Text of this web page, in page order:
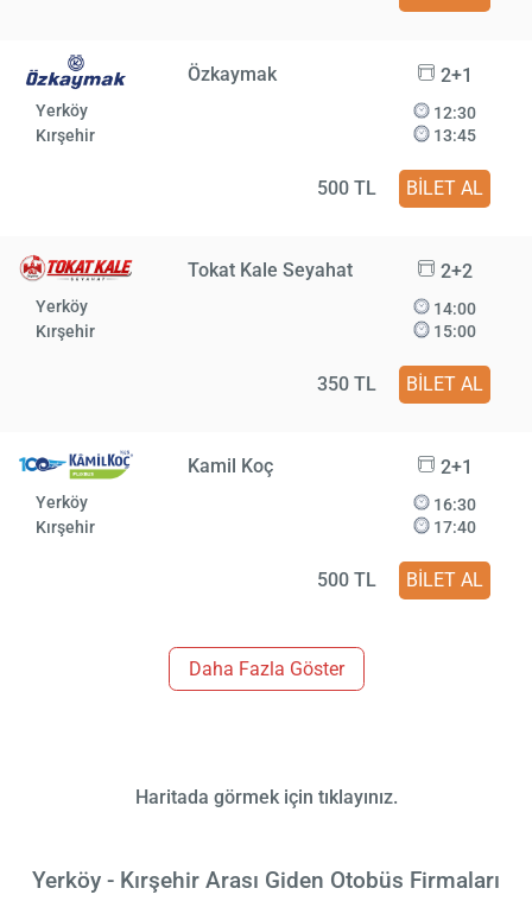
Özkaymak 2+1
Yerköy
Kırşehir
12:30
13:45
500 TL BİLET AL
Tokat Kale Seyahat 2+2
Yerköy
Kırşehir
14:00
15:00
350 TL BİLET AL
Kamil Koç 2+1
Yerköy
Kırşehir
16:30
17:40
500 TL BİLET AL
Daha Fazla Göster
Haritada görmek için tıklayınız.
Yerköy - Kırşehir Arası Giden Otobüs Firmaları